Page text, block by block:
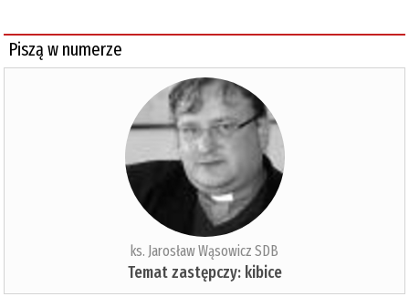
Piszą w numerze
ks. Jarosław Wąsowicz SDB
Temat zastępczy: kibice